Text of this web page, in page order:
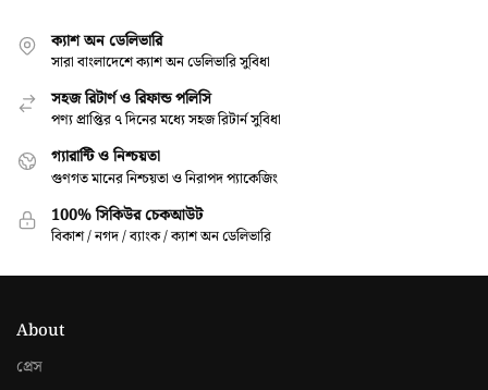
ক্যাশ অন ডেলিভারি
সারা বাংলাদেশে ক্যাশ অন ডেলিভারি সুবিধা
সহজ রিটার্ণ ও রিফান্ড পলিসি
পণ্য প্রাপ্তির ৭ দিনের মধ্যে সহজ রিটার্ন সুবিধা
গ্যারান্টি ও নিশ্চয়তা
গুণগত মানের নিশ্চয়তা ও নিরাপদ প্যাকেজিং
100% সিকিউর চেকআউট
বিকাশ / নগদ / ব্যাংক / ক্যাশ অন ডেলিভারি
About
প্রেস